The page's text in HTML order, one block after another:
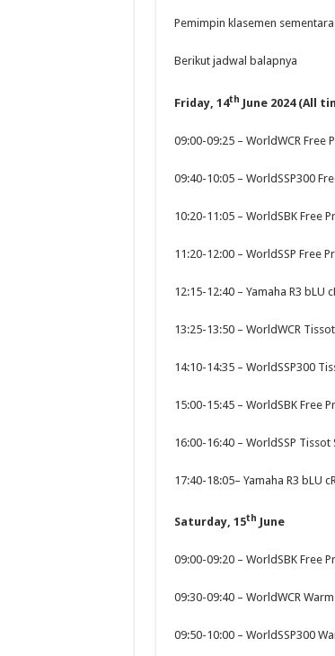
Pemimpin klasemen
Berikut jadwal balapnya
Friday, 14th June 2024 (All
09:00-09:25 – WorldWCR Free
09:40-10:05 – WorldSSP300
10:20-11:05 – WorldSBK Free
11:20-12:00 – WorldSSP Free
12:15-12:40 – Yamaha R3 bLU
13:25-13:50 – WorldWCR
14:10-14:35 – WorldSSP300
15:00-15:45 – WorldSBK Free
16:00-16:40 – WorldSSP
17:40-18:05– Yamaha R3 bLU
Saturday, 15th June
09:00-09:20 – WorldSBK Free
09:30-09:40 – WorldWCR
09:50-10:00 – WorldSSP300